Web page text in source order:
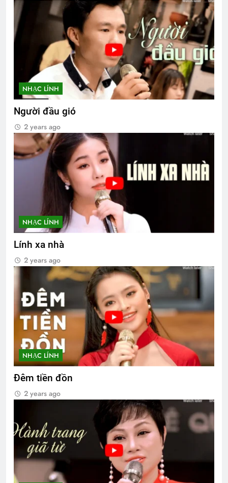
NHẠC LÍNH
Người đầu gió
2 years ago
NHẠC LÍNH
Lính xa nhà
2 years ago
NHẠC LÍNH
Đêm tiền đồn
2 years ago